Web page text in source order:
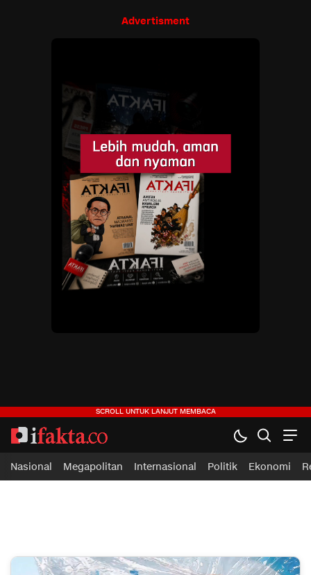
Advertisment
ifakta.co
#pastibenar
Nasional Megapolitan Internasional Politik Ekonomi